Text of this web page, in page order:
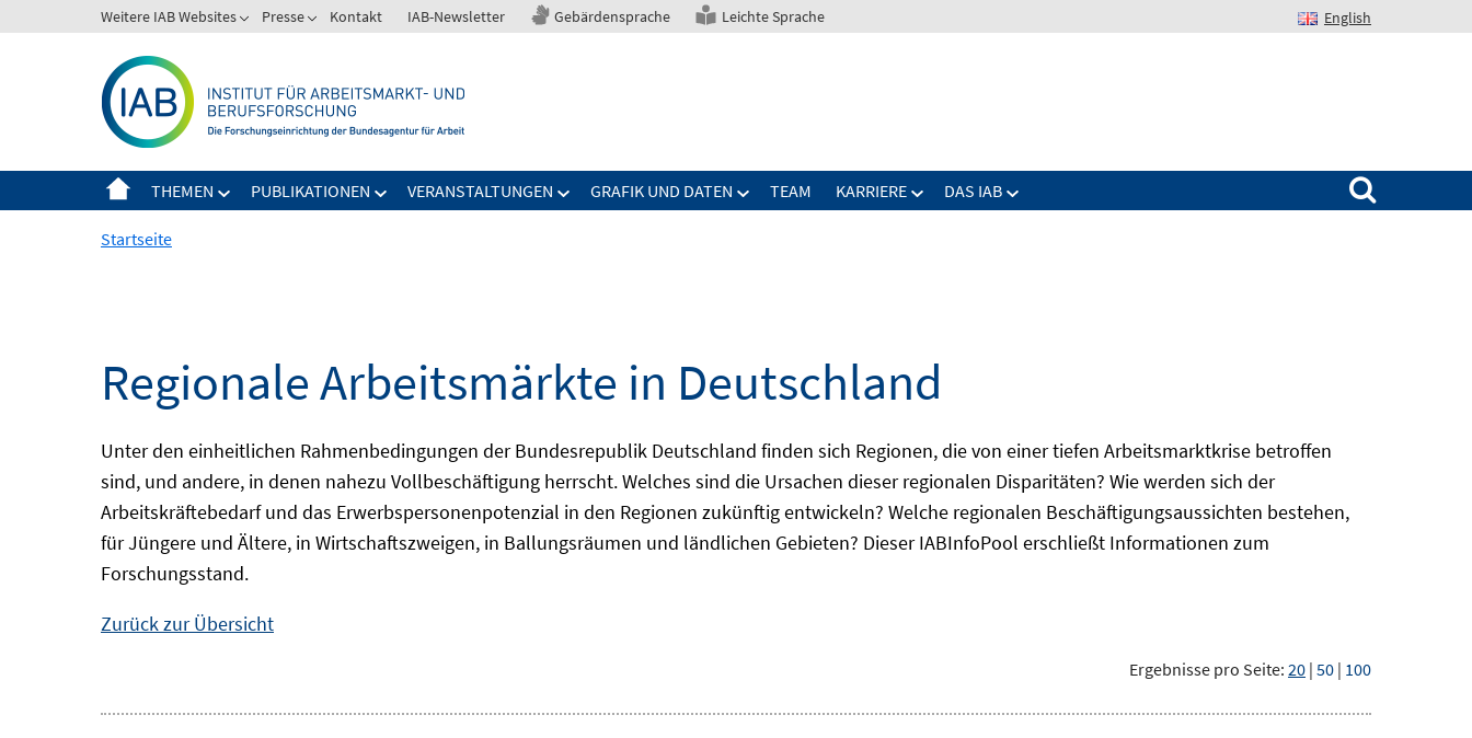
zum
Weitere IAB Websites Presse Kontakt IAB-Newsletter Gebärdensprache Leichte Sprache English
THEMEN PUBLIKATIONEN VERANSTALTUNGEN GRAFIK UND DATEN TEAM KARRIERE DAS IAB
Suchen nach:
Startseite
Regionale Arbeitsmärkte in Deutschland
Unter den einheitlichen Rahmenbedingungen der Bundesrepublik Deutschland finden sich Regionen, die von einer tiefen Arbeitsmarktkrise betroffen
sind, und andere, in denen nahezu Vollbeschäftigung herrscht. Welches sind die Ursachen dieser regionalen Disparitäten? Wie werden sich der
Arbeitskräftebedarf und das Erwerbspersonenpotenzial in den Regionen zukünftig entwickeln? Welche regionalen Beschäftigungsaussichten bestehen,
für Jüngere und Ältere, in Wirtschaftszweigen, in Ballungsräumen und ländlichen Gebieten? DieserIABInfoPool erschließt Informationen zum
Forschungsstand.
Zurück zur Übersicht
Ergebnisse pro Seite: 20 | 50 | 100